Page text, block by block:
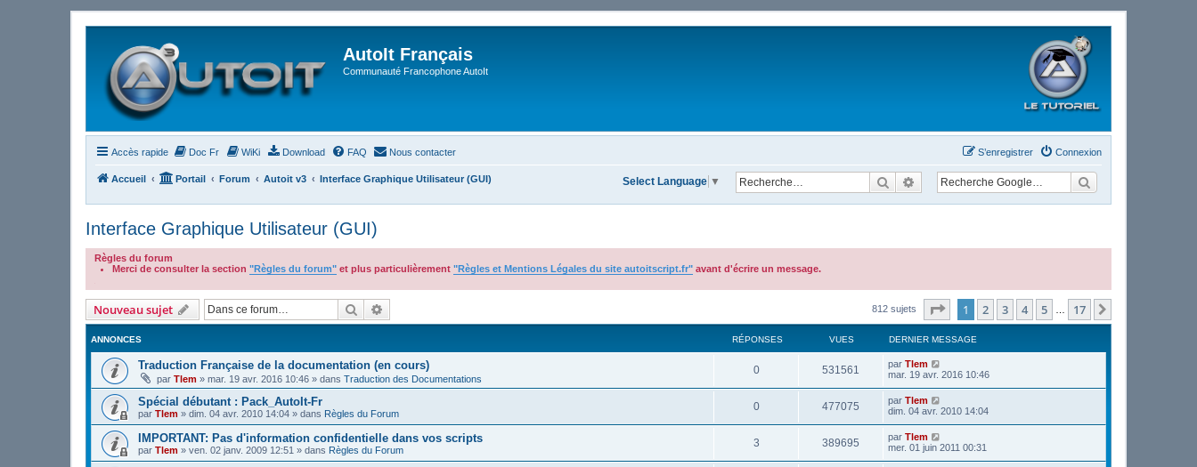
AutoIt Français
Communauté Francophone AutoIt
Accès rapide Doc Fr WiKi Download FAQ Nous contacter Connexion
S’enregistrer
Accueil Portail Forum Autoit v3 Interface Graphique Utilisateur (GUI) RechercherRecherche avancée
Select Language ▼
Interface Graphique Utilisateur (GUI)
Règles du forum
Merci de consulter la section "Règles du forum" et plus particulièrement "Règles et Mentions Légales du site autoitscript.fr" avant d'écrire un message.
Nouveau sujet Rechercher 812 sujets Page sur17
1 2 3 4 5 17
ANNONCES RÉPONSES VUES DERNIER MESSAGE
Traduction Française de la documentation (en cours)
par Tlem » mar. 19 avr. 2016 10:46 » dans Traduction des Documentations
0 531561 par Tlem
mar. 19 avr. 2016 10:46
Spécial débutant : Pack_AutoIt-Fr
par Tlem » dim. 04 avr. 2010 14:04 » dans Règles du Forum
0 477075 par Tlem
dim. 04 avr. 2010 14:04
IMPORTANT: Pas d'information confidentielle dans vos scripts
par Tlem » ven. 02 janv. 2009 12:51 » dans Règles du Forum
3 389695 par Tlem
mer. 01 juin 2011 00:31